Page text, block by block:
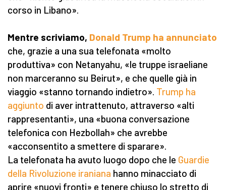
corso in Libano».
Mentre scriviamo, Donald Trump ha annunciato
che, grazie a una sua telefonata «molto
produttiva» con Netanyahu, «le truppe israeliane
non marceranno su Beirut», e che quelle già in
viaggio «stanno tornando indietro». Trump ha
aggiunto di aver intrattenuto, attraverso «alti
rappresentanti», una «buona conversazione
telefonica con Hezbollah» che avrebbe
«acconsentito a smettere di sparare».
La telefonata ha avuto luogo dopo che le Guardie
della Rivoluzione iraniana hanno minacciato di
aprire «nuovi fronti» e tenere chiuso lo stretto di